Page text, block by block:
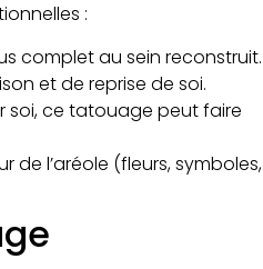
:​
complet au sein reconstruit.​
et de reprise de soi.​
soi, ce tatouage peut faire
l’aréole (fleurs, symboles,